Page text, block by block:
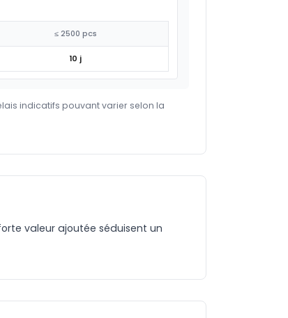
≤ 2500 pcs
10 j
indicatifs pouvant varier selon la
valeur ajoutée séduisent un